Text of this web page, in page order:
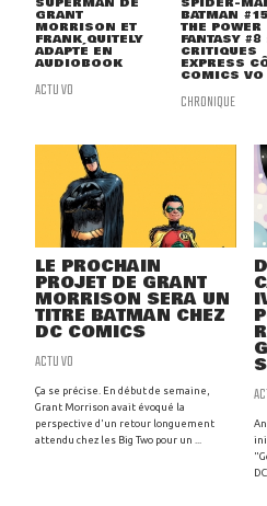
GRANT
MORRISON ET
FRANK QUITELY
ADAPTÉ EN
AUDIOBOOK
ACTU VO
BATMAN
THE POWER
FANTASY #8
CRITIQUES
EXPRESS
COMICS VO
CHRONIQUE
LE PROCHAIN
PROJET DE GRANT
MORRISON SERA UN
TITRE BATMAN CHEZ
DC COMICS
ACTU VO
Ça se précise. En début de semaine,
Grant Morrison avait évoqué la
perspective d'un retour longuement
attendu chez les Big Two pour un ...